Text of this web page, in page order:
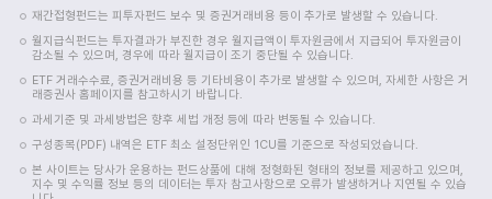
재간접형펀드는 피투자펀드 보수 및 증권거래비용 등이 추가로 발생할 수 있습니다.
월지급식펀드는 투자결과가 부진한 경우 월지급액이 투자원금에서 지급되어 투자원금이
감소될 수 있으며, 경우에 따라 월지급이 조기 중단될 수 있습니다.
ETF 거래수수료, 증권거래비용 등 기타비용이 추가로 발생할 수 있으며, 자세한 사항은 거
래증권사 홈페이지를 참고하시기 바랍니다.
과세기준 및 과세방법은 향후 세법 개정 등에 따라 변동될 수 있습니다.
구성종목(PDF) 내역은 ETF 최소 설정단위인 1CU를 기준으로 작성되었습니다.
본 사이트는 당사가 운용하는 펀드상품에 대해 정형화된 형태의 정보를 제공하고 있으며,
지수 및 수익률 정보 등의 데이터는 투자 참고사항으로 오류가 발생하거나 지연될 수 있습